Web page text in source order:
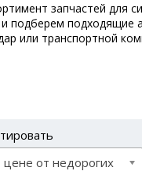
запчастей для
подберем подходящие
или транспортной
цене от недорогих